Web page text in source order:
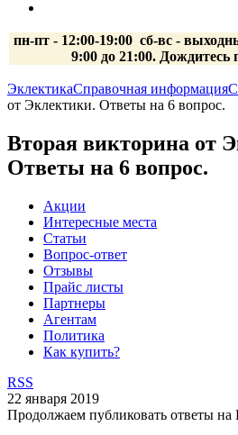
пн-пт - 12:00-19:00 сб-вс -
9:00 до 21:00. Дождитесь
ЭклектикаСправочная информация
от Эклектики. Ответы на 6 вопрос.
Вторая викторина от
Ответы на 6 вопрос.
Акции
Интересные места
Статьи
Вопрос-ответ
Отзывы
Прайс листы
Партнеры
Агентам
Политика
Как купить?
RSS
22 января 2019
Продолжаем публиковать ответы на